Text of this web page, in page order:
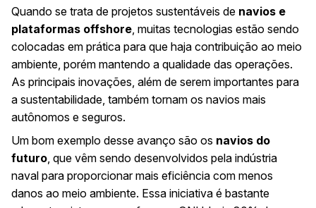
Quando se trata de projetos sustentáveis de navios e
plataformas offshore, muitas tecnologias estão sendo
colocadas em prática para que haja contribuição ao meio
ambiente, porém mantendo a qualidade das operações.
As principais inovações, além de serem importantes para
a sustentabilidade, também tornam os navios mais
autônomos e seguros.
Um bom exemplo desse avanço são os navios do
futuro, que vêm sendo desenvolvidos pela indústria
naval para proporcionar mais eficiência com menos
danos ao meio ambiente. Essa iniciativa é bastante